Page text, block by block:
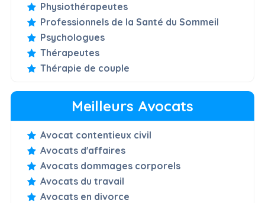
Physiothérapeutes
Professionnels de la Santé du Sommeil
Psychologues
Thérapeutes
Thérapie de couple
Meilleurs Avocats
Avocat contentieux civil
Avocats d'affaires
Avocats dommages corporels
Avocats du travail
Avocats en divorce